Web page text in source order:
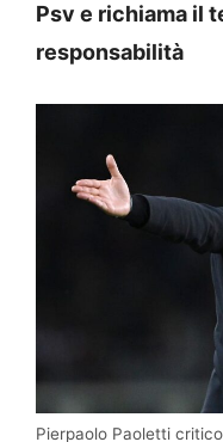
Psv e richiama il
responsabilità
Pierpaolo Paoletti